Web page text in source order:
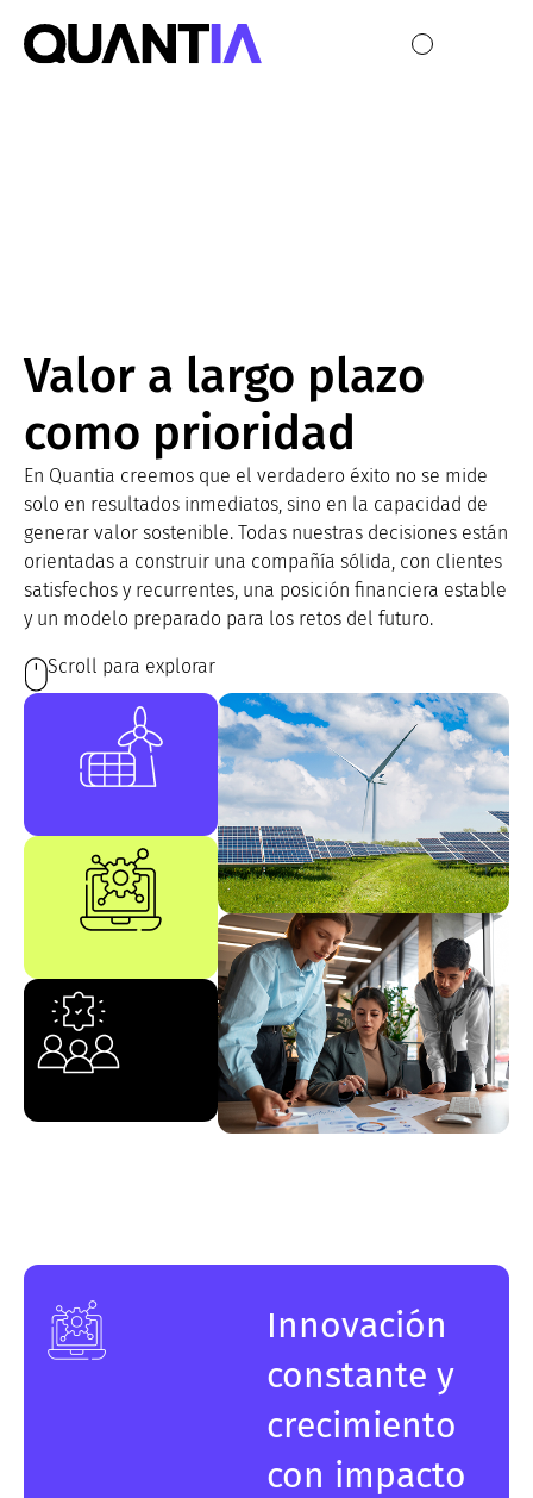
Valor a largo plazo
como prioridad
En Quantia creemos que el verdadero éxito no se mide
solo en resultados inmediatos, sino en la capacidad de
generar valor sostenible. Todas nuestras decisiones están
orientadas a construir una compañía sólida, con clientes
satisfechos y recurrentes, una posición financiera estable
y un modelo preparado para los retos del futuro.
Scroll para explorar
Innovación
constante y
crecimiento
con impacto